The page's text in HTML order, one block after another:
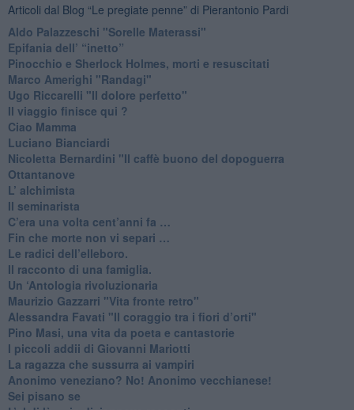
Articoli dal Blog “Le pregiate penne” di Pierantonio Pardi
​Aldo Palazzeschi "Sorelle Materassi"
​Epifania dell’ “inetto”
Pinocchio e Sherlock Holmes, morti e resuscitati
​Marco Amerighi "Randagi"
Ugo Riccarelli "Il dolore perfetto"
​Il viaggio finisce qui ?
​Ciao Mamma
​Luciano Bianciardi
​Nicoletta Bernardini "Il caffè buono del dopoguerra
​Ottantanove
​L’ alchimista
Il seminarista
​C’era una volta cent’anni fa …
​Fin che morte non vi separi …
​Le radici dell’elleboro.
​Il racconto di una famiglia.
Un ‘Antologia rivoluzionaria
​Maurizio Gazzarri "Vita fronte retro"
​Alessandra Favati "Il coraggio tra i fiori d’orti"
​Pino Masi, una vita da poeta e cantastorie
​I piccoli addii di Giovanni Mariotti
​La ragazza che sussurra ai vampiri
​Anonimo veneziano? No! Anonimo vecchianese!
​Sei pisano se